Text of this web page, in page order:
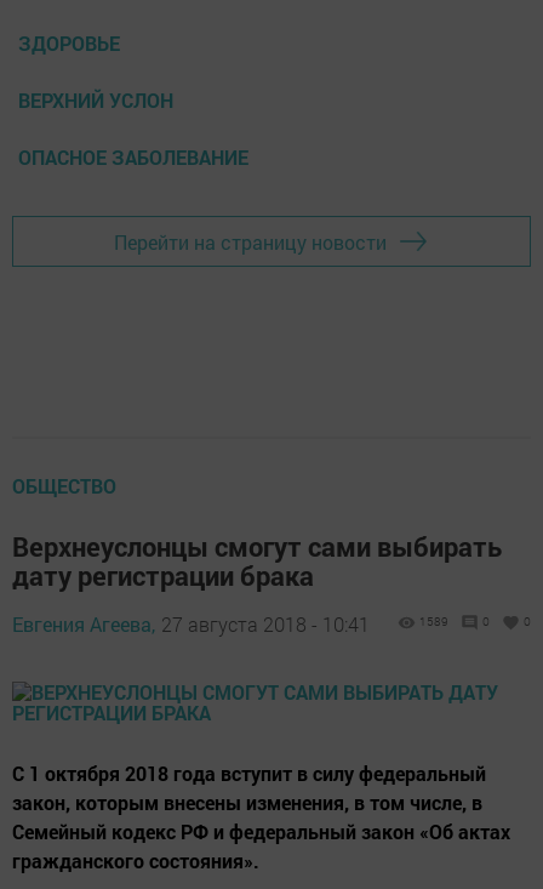
ЗДОРОВЬЕ
ВЕРХНИЙ УСЛОН
ОПАСНОЕ ЗАБОЛЕВАНИЕ
Перейти на страницу новости
ОБЩЕСТВО
Верхнеуслонцы смогут сами выбирать
дату регистрации брака
Евгения Агеева, 27 августа 2018 - 10:41 1589 0 0
С 1 октября 2018 года вступит в силу федеральный
закон, которым внесены изменения, в том числе, в
Семейный кодекс РФ и федеральный закон «Об актах
гражданского состояния».